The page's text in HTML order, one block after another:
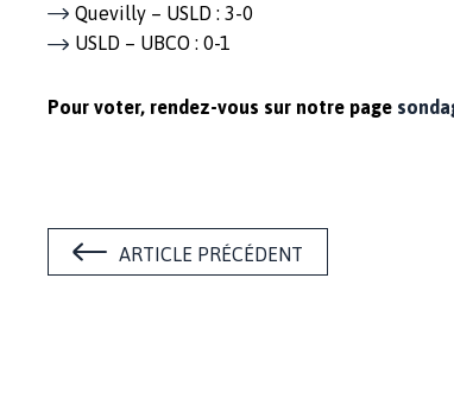
Quevilly – USLD : 3-0
USLD – UBCO : 0-1
Pour voter, rendez-vous sur notre page
ARTICLE PRÉCÉDENT